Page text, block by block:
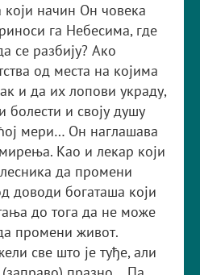
начин Он човека
га Небесима, где
се разбију? Ако
од места на којима
и да их лопови украду,
болести и своју душу
мери… Он наглашава
Као и лекар који
да промени
доводи богаташа који
до тога да не може
промени живот.
све што је туђе, али